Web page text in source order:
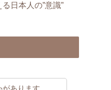
る日本人の”意識”